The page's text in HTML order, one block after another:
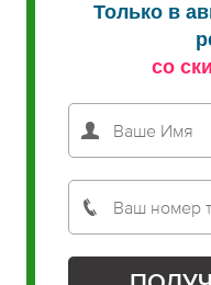
Только в
со